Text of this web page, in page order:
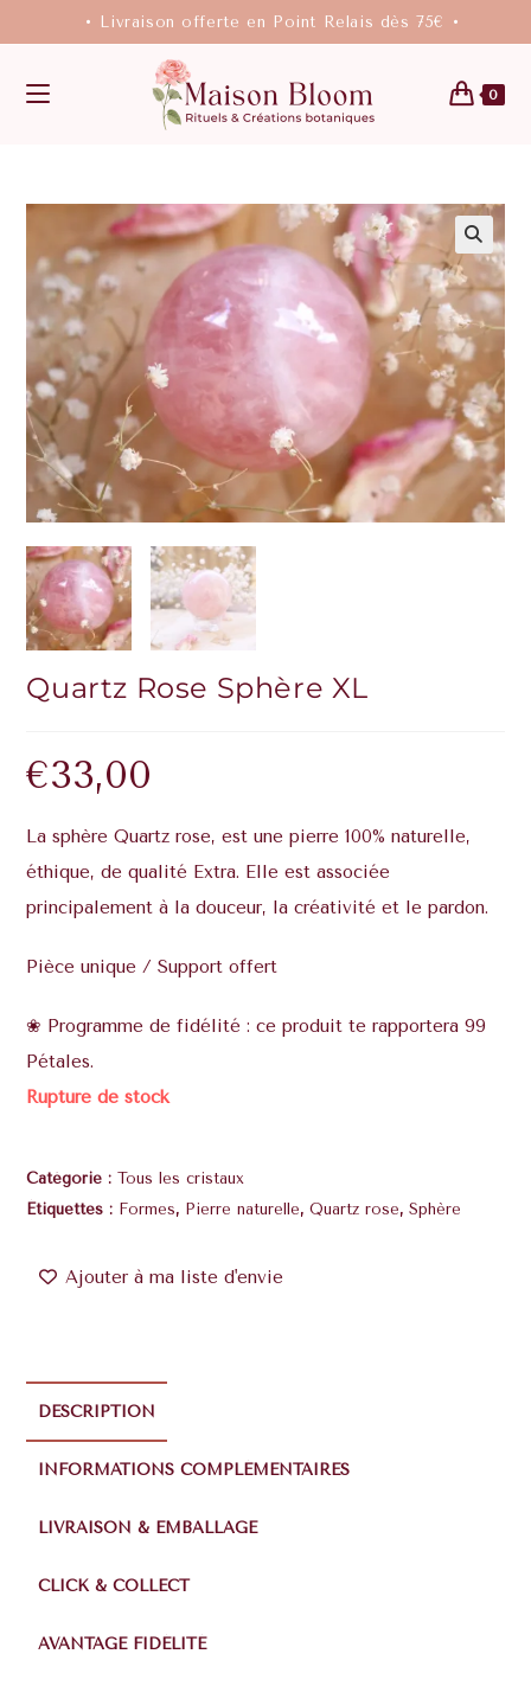
• Livraison offerte en Point Relais dès 75€ •
0
Quartz Rose Sphère XL
€33,00
La sphère Quartz rose, est une pierre 100% naturelle,
éthique, de qualité Extra. Elle est associée
principalement à la douceur, la créativité et le pardon.
Pièce unique / Support offert
❀ Programme de fidélité : ce produit te rapportera 99
Pétales.
Rupture de stock
Catégorie :Tous les cristaux
Étiquettes : Formes, Pierre naturelle,Quartz rose,Sphère
Ajouter à ma liste d'envie
DESCRIPTION
INFORMATIONS COMPLÉMENTAIRES
LIVRAISON & EMBALLAGE
CLICK & COLLECT
AVANTAGE FIDÉLITÉ